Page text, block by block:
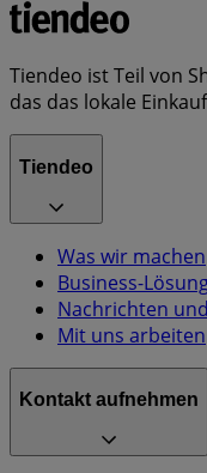
Tiendeo ist Teil von
das das lokale
Tiendeo
Was wir machen
Business-
Nachrichten
Mit uns arbeiten
Kontakt aufnehmen